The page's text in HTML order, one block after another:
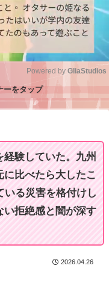
u
Powered by GliaStudios
ーをタップ
験していた。九州
比べたら大したこ
る災害を格付けし
い拒絶感と闇が深す
2026.04.26